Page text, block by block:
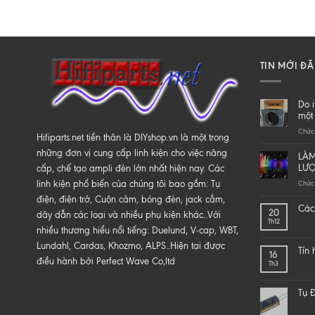
Hifiparts.net tiền thân là DIYshop.vn là một trong
những đơn vị cung cấp linh kiện cho việc nâng
cấp, chế tạo ampli đèn lớn nhất hiện nay. Các
linh kiện phổ biến của chúng tôi bao gồm: Tụ
điện, điện trở, Cuộn cảm, bóng đèn, jack cắm,
dây dẫn các loại và nhiều phụ kiện khác..Với
nhiều thương hiểu nổi tiếng: Duelund, V-cap, WBT,
Lundahl, Cardas, Khozmo, ALPS..Hiện tại được
điều hành bởi Perfect Wave Co,ltd
TIN MỚI
Do
Chức
Chức
20
Th12
16
Th3
Tín
Tụ